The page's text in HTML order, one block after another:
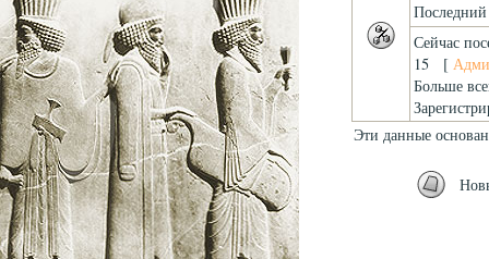
Последний
Сейчас
15 [
Больше
Эти данные